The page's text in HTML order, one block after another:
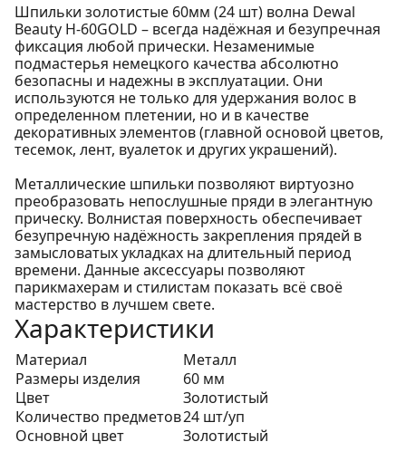
Шпильки золотистые 60мм (24 шт) волна Dewal
Beauty H-60GOLD – всегда надёжная и безупречная
фиксация любой прически. Незаменимые
подмастерья немецкого качества абсолютно
безопасны и надежны в эксплуатации. Они
используются не только для удержания волос в
определенном плетении, но и в качестве
декоративных элементов (главной основой цветов,
тесемок, лент, вуалеток и других украшений).
Металлические шпильки позволяют виртуозно
преобразовать непослушные пряди в элегантную
прическу. Волнистая поверхность обеспечивает
безупречную надёжность закрепления прядей в
замысловатых укладках на длительный период
времени. Данные аксессуары позволяют
парикмахерам и стилистам показать всё своё
мастерство в лучшем свете.
Характеристики
Материал
Металл
Размеры изделия
60 мм
Цвет
Золотистый
Количество предметов24 шт/уп
Основной цвет
Золотистый